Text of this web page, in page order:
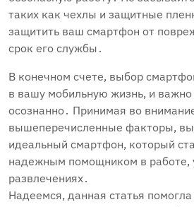
таких как чехлы и защитные
защитить ваш смартфон от
срок его службы․
В конечном счете, выбор
в вашу мобильную жизнь, и важно
осознанно․ Принимая во
вышеперечисленные факторы,
идеальный смартфон, который
надежным помощником в работе,
развлечениях․
Надеемся, данная статья